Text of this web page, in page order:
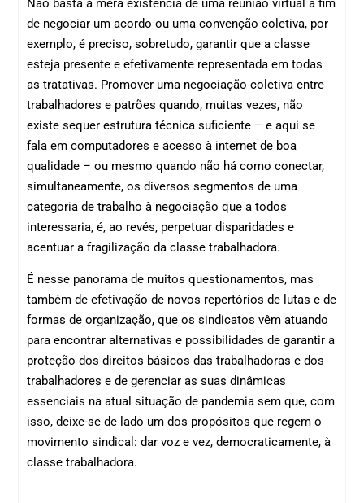
Não basta a mera existência de uma reunião virtual a fim
de negociar um acordo ou uma convenção coletiva, por
exemplo, é preciso, sobretudo, garantir que a classe
esteja presente e efetivamente representada em todas
as tratativas. Promover uma negociação coletiva entre
trabalhadores e patrões quando, muitas vezes, não
existe sequer estrutura técnica suficiente – e aqui se
fala em computadores e acesso à internet de boa
qualidade – ou mesmo quando não há como conectar,
simultaneamente, os diversos segmentos de uma
categoria de trabalho à negociação que a todos
interessaria, é, ao revés, perpetuar disparidades e
acentuar a fragilização da classe trabalhadora.
É nesse panorama de muitos questionamentos, mas
também de efetivação de novos repertórios de lutas e de
formas de organização, que os sindicatos vêm atuando
para encontrar alternativas e possibilidades de garantir a
proteção dos direitos básicos das trabalhadoras e dos
trabalhadores e de gerenciar as suas dinâmicas
essenciais na atual situação de pandemia sem que, com
isso, deixe-se de lado um dos propósitos que regem o
movimento sindical: dar voz e vez, democraticamente, à
classe trabalhadora.